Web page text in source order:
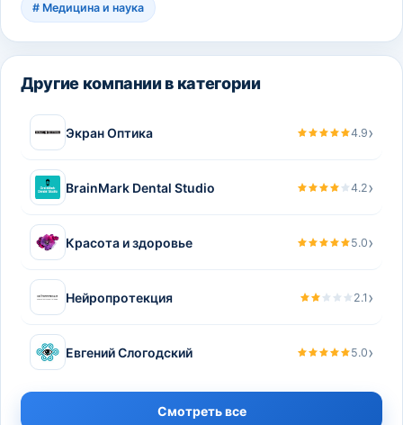
# Медицина и наука
Другие компании в категории
Экран Оптика 4.9›
BrainMark Dental Studio 4.2›
Красота и здоровье 5.0›
Нейропротекция 2.1 ›
Евгений Слогодский 5.0›
Смотреть все